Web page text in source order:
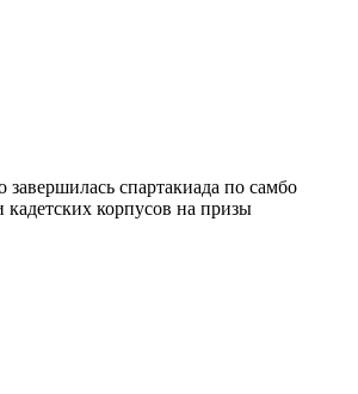
спартакиада по самбо
корпусов на призы